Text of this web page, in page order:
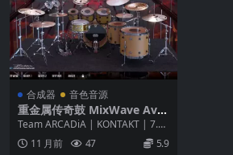
合成器 音色音源
重金属传奇鼓 MixWave Ave
nged Sevenfold Brooks Wa
ckerman KONTAKT
Team ARCADiA | KONTAKT | 7.25
GB 重金属传奇乐队...
11 月前 47 5.9